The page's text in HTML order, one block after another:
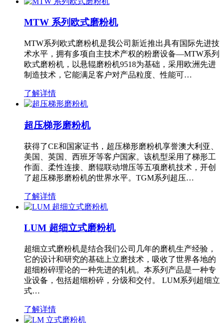
MTW 系列欧式磨粉机
MTW系列欧式磨粉机是我公司新近推出具有国际先进技
术水平，拥有多项自主技术产权的粉磨设备—MTW系列
欧式磨粉机，以悬辊磨粉机9518为基础，采用欧洲先进
制造技术，它能满足客户对产品粒度、性能可…
了解详情
超压梯形磨粉机
获得了CE和国家证书，超压梯形磨粉机享誉澳大利亚、
美国、英国、西班牙等客户国家。该机型采用了梯形工
作面、柔性连接、磨辊联动增压等五项磨机技术，开创
了超压梯形磨粉机的世界水平。TGM系列超压…
了解详情
LUM 超细立式磨粉机
超细立式磨粉机是结合我们公司几年的磨机生产经验，
它的设计和研究的基础上立磨技术，吸收了世界各地的
超细粉碎理论的一种先进的轧机。本系列产品是一种专
业设备，包括超细粉碎，分级和交付。 LUM系列超细立
式…
了解详情